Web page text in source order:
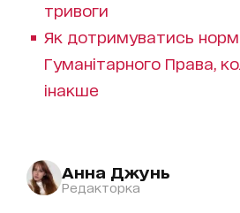
тривоги
Як дотримуватись
Гуманітарного Права,
інакше
Анна Джунь
Редакторка